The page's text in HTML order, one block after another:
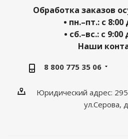
Обработка заказов
• пн.–пт.: с 8:00
• сб.–вс.: с 9:00
Наши
8 800 775 35 06
Юридический адрес:
ул.Серова,